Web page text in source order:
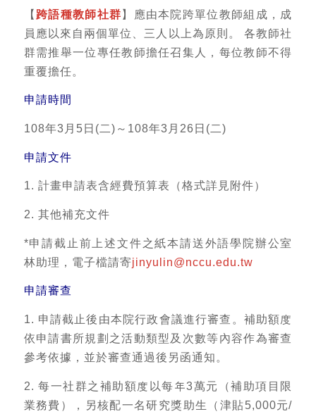
【 跨語種教師社群】應由本院跨單位教師組成，成
員應以來自兩個單位、三人以上為原則。 各教師社
群需推舉一位專任教師擔任召集人，每位教師不得
重覆擔任。
申請時間
108年3月5日(二)～108年3月26日(二)
申請文件
1. 計畫申請表含經費預算表（格式詳見附件）
2. 其他補充文件
*申請截止前上述文件之紙本請送外語學院辦公室
林助理，電子檔請寄jinyulin@nccu.edu.tw
申請審查
1. 申請截止後由本院行政會議進行審查。補助額度
依申請書所規劃之活動類型及次數等內容作為審查
參考依據，並於審查通過後另函通知。
2. 每一社群之補助額度以每年3萬元（補助項目限
業務費），另核配一名研究獎助生（津貼5,000元/